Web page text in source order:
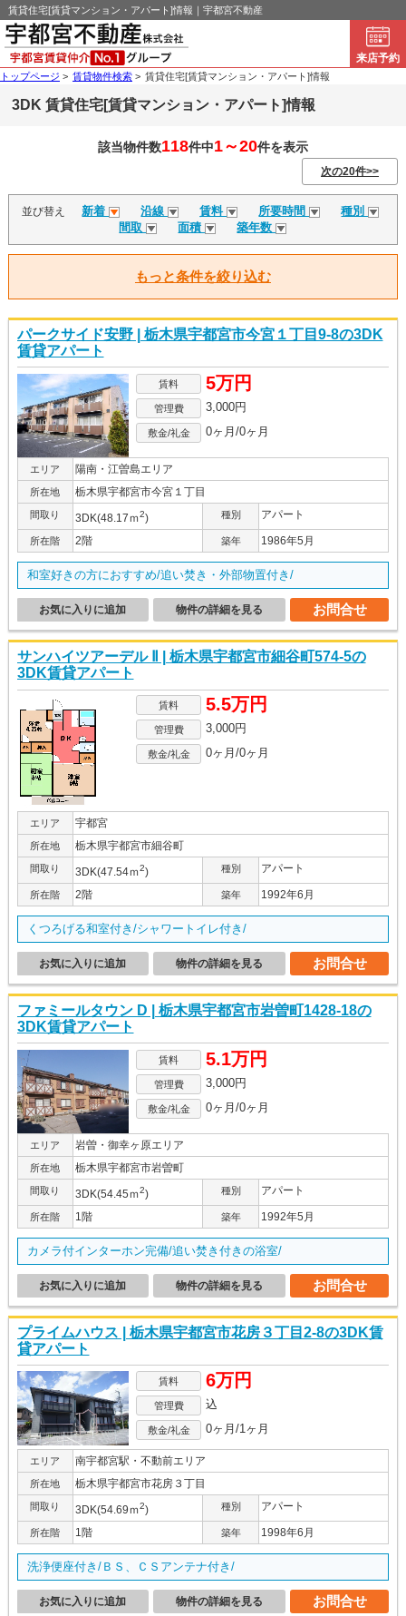
賃貸住宅[賃貸マンション・アパート]情報｜宇都宮不動産
来店予約
トップページ > 賃貸物件検索 > 賃貸住宅[賃貸マンション・アパート]情報
3DK 賃貸住宅[賃貸マンション・アパート]情報
該当物件数118件中1～20件を表示
次の20件>>
並び替え 新着 沿線 賃料 所要時間
種別
間取
面積 築年数
もっと条件を絞り込む
パークサイド安野 | 栃木県宇都宮市今宮１丁目9-8の3DK
賃貸アパート
賃料 5万円
管理費 3,000円
敷金/礼金 0ヶ月/0ヶ月
エリア 陽南・江曽島エリア
所在地 栃木県宇都宮市今宮１丁目
間取り 3DK(48.17ｍ2) 種別 アパート
所在階 2階 築年 1986年5月
和室好きの方におすすめ/追い焚き・外部物置付き/
お問合せ
物件の詳細を見る
お気に入りに追加
サンハイツアーデル Ⅱ | 栃木県宇都宮市細谷町574-5の
3DK賃貸アパート
賃料 5.5万円
管理費 3,000円
敷金/礼金 0ヶ月/0ヶ月
エリア 宇都宮
所在地 栃木県宇都宮市細谷町
間取り 3DK(47.54ｍ2) 種別 アパート
所在階 2階 築年 1992年6月
くつろげる和室付き/シャワートイレ付き/
お問合せ
物件の詳細を見る
お気に入りに追加
ファミールタウン D | 栃木県宇都宮市岩曽町1428-18の
3DK賃貸アパート
賃料 5.1万円
管理費 3,000円
敷金/礼金 0ヶ月/0ヶ月
エリア 岩曽・御幸ヶ原エリア
所在地 栃木県宇都宮市岩曽町
間取り 3DK(54.45ｍ2) 種別 アパート
所在階 1階 築年 1992年5月
カメラ付インターホン完備/追い焚き付きの浴室/
お問合せ
物件の詳細を見る
お気に入りに追加
プライムハウス | 栃木県宇都宮市花房３丁目2-8の3DK賃
貸アパート
賃料 6万円
管理費 込
敷金/礼金 0ヶ月/1ヶ月
エリア 南宇都宮駅・不動前エリア
所在地 栃木県宇都宮市花房３丁目
間取り 3DK(54.69ｍ2) 種別 アパート
所在階 1階 築年 1998年6月
洗浄便座付き/ＢＳ、ＣＳアンテナ付き/
お問合せ
物件の詳細を見る
お気に入りに追加